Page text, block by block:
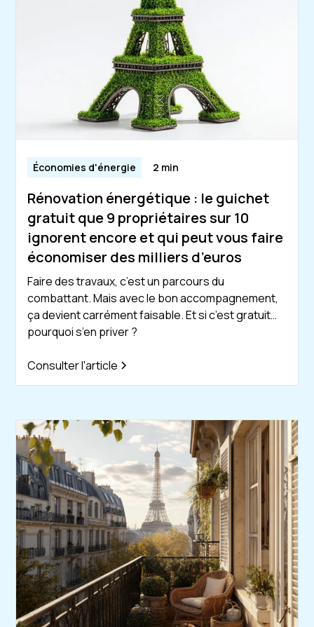
Économies d'énergie 2 min
Rénovation énergétique : le guichet
gratuit que 9 propriétaires sur 10
ignorent encore et qui peut vous faire
économiser des milliers d’euros
Faire des travaux, c’est un parcours du
combattant. Mais avec le bon accompagnement,
ça devient carrément faisable. Et si c’est gratuit…
pourquoi s’en priver ?
Consulter l'article